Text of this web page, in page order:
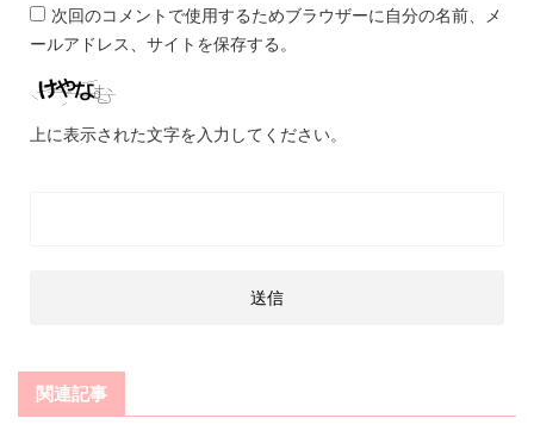
次回のコメントで使用するためブラウザーに自分の名前、メ
ールアドレス、サイトを保存する。
上に表示された文字を入力してください。
関連記事